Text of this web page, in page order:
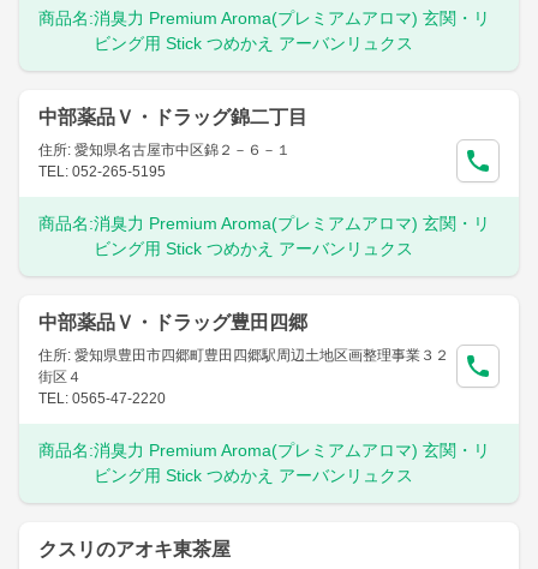
商品名:消臭力 Premium Aroma(プレミアムアロマ) 玄関・リ
ビング用 Stick つめかえ アーバンリュクス
中部薬品Ｖ・ドラッグ錦二丁目
住所: 愛知県名古屋市中区錦２－６－１
TEL: 052-265-5195
商品名:消臭力 Premium Aroma(プレミアムアロマ) 玄関・リ
ビング用 Stick つめかえ アーバンリュクス
中部薬品Ｖ・ドラッグ豊田四郷
住所: 愛知県豊田市四郷町豊田四郷駅周辺土地区画整理事業３２
街区４
TEL: 0565-47-2220
商品名:消臭力 Premium Aroma(プレミアムアロマ) 玄関・リ
ビング用 Stick つめかえ アーバンリュクス
クスリのアオキ東茶屋